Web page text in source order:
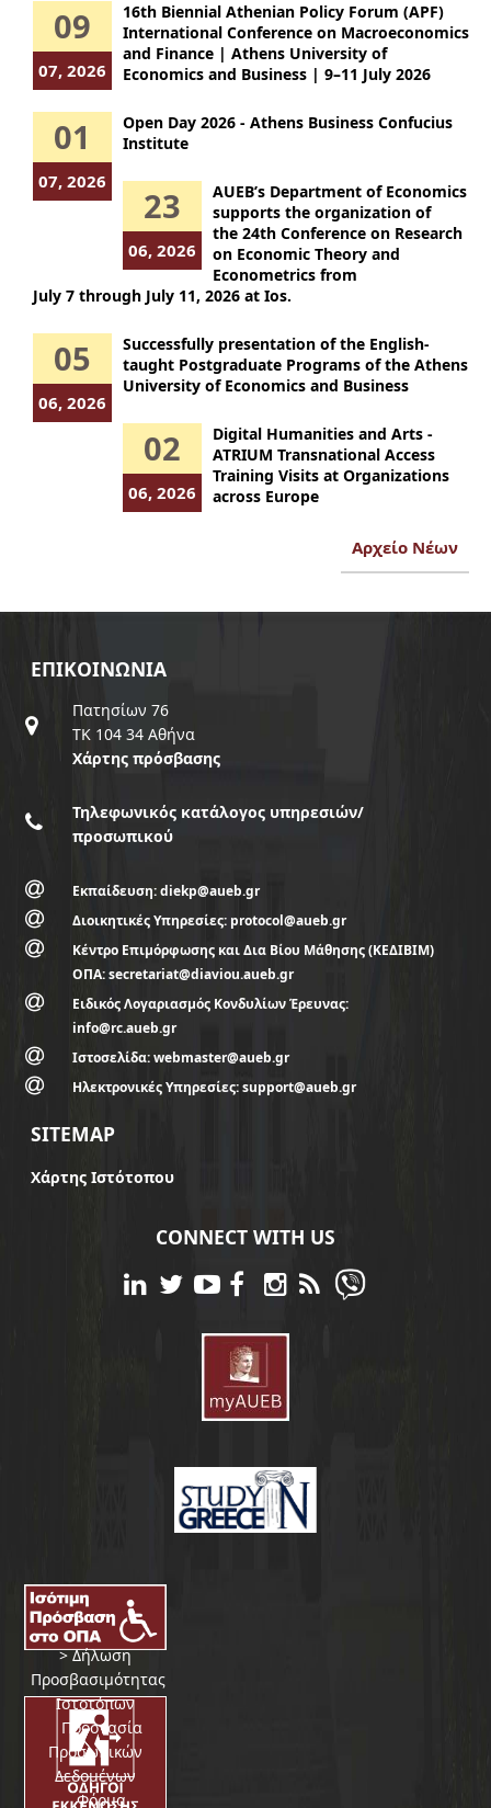
09
07, 2026
16th Biennial Athenian Policy Forum (APF)
International Conference on Macroeconomics
and Finance | Athens University of
Economics and Business | 9–11 July 2026
01
07, 2026
Open Day 2026 - Athens Business Confucius
Institute
23
06, 2026
AUEB’s Department of Economics
supports the organization of
the 24th Conference on Research
on Economic Theory and
Econometrics from
July 7 through July 11, 2026 at Ios.
05
06, 2026
Successfully presentation of the English-
taught Postgraduate Programs of the Athens
University of Economics and Business
02
06, 2026
Digital Humanities and Arts -
ATRIUM Transnational Access
Training Visits at Organizations
across Europe
Αρχείο Νέων
ΕΠΙΚΟΙΝΩΝΊΑ
Πατησίων 76
ΤΚ 104 34 Αθήνα
Χάρτης πρόσβασης
Τηλεφωνικός κατάλογος υπηρεσιών/
προσωπικού
Εκπαίδευση: diekp@aueb.gr
Διοικητικές Υπηρεσίες: protocol@aueb.gr
Κέντρο Επιμόρφωσης και Δια Βίου Μάθησης (ΚΕΔΙΒΙΜ)
ΟΠΑ: secretariat@diaviou.aueb.gr
Ειδικός Λογαριασμός Κονδυλίων Έρευνας:
info@rc.aueb.gr
Ιστοσελίδα: webmaster@aueb.gr
Ηλεκτρονικές Υπηρεσίες: support@aueb.gr
SITEMAP
Χάρτης Ιστότοπου
CONNECT WITH US
>Δήλωση
Προσβασιμότητας
Ιστοτόπων
Προστασία
Προσωπικών
Δεδομένων
>Φόρμα